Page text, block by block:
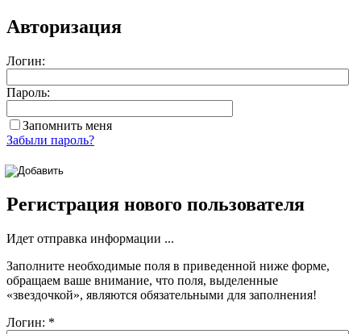
Авторизация
Логин:
Пароль:
Запомнить меня
Забыли пароль?
Регистрация нового пользователя
Идет отправка информации ...
Заполните необходимые поля в приведенной ниже форме,
обращаем ваше внимание, что поля, выделенные
«звездочкой», являются обязательными для заполнения!
Логин: *